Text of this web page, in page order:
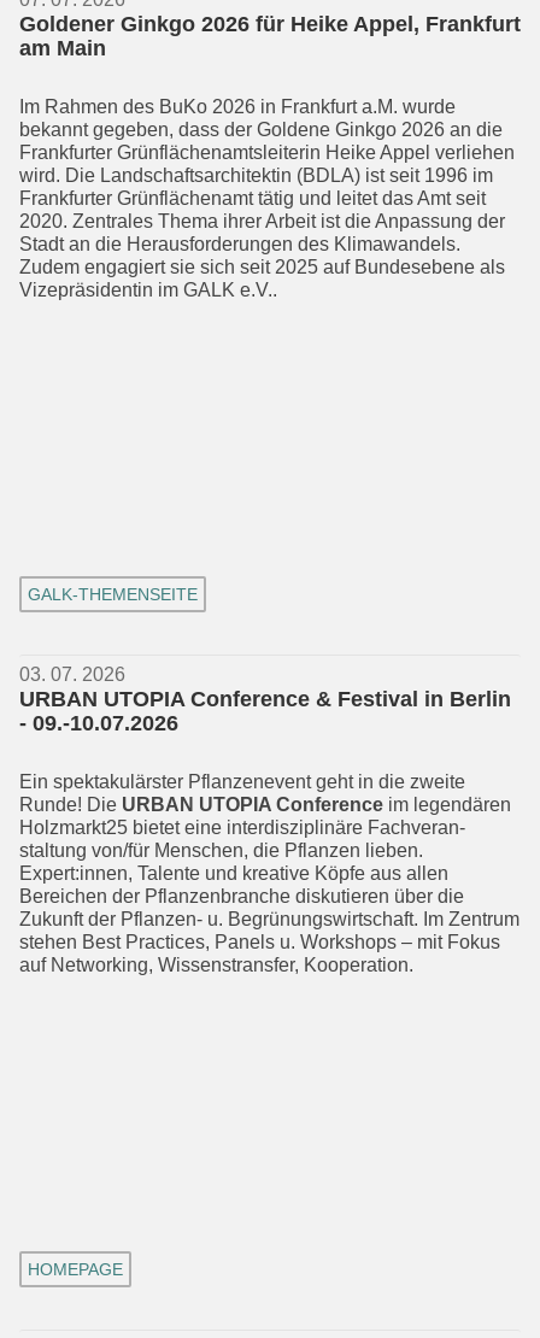
Goldener Ginkgo 2026 für Heike Appel, Frankfurt
am Main
Im Rahmen des BuKo 2026 in Frankfurt a.M. wurde
bekannt gegeben, dass der Goldene Ginkgo 2026 an die
Frankfurter Grünflächen­amts­leiterin Heike Appel verliehen
wird. Die Landschaftsarchi­tek­tin (BDLA) ist seit 1996 im
Frankfurter Grünflächenamt tätig und leitet das Amt seit
2020. Zentrales Thema ihrer Arbeit ist die Anpassung der
Stadt an die Heraus­forderungen des Klimawandels.
Zudem engagiert sie sich seit 2025 auf Bundes­ebene als
Vizepräsidentin im GALK e.V..
GALK-THEMENSEITE
03. 07. 2026
URBAN UTOPIA Conference & Festival in Berlin
- 09.-10.07.2026
Ein spektakulärster Pflanzenevent geht in die zweite
Runde! Die URBAN UTOPIA Conference im legendären
Holzmarkt25 bietet eine interdisziplinäre Fachveran­
staltung von/für Menschen, die Pflan­zen lieben.
Expert:innen, Talente und kreative Köpfe aus allen
Bereichen der Pflanzen­branche diskutieren über die
Zukunft der Pflanzen- u. Begrünungswirt­schaft. Im Zentrum
stehen Best Practices, Panels u. Workshops – mit Fokus
auf Net­working, Wissenstransfer, Kooperation.
HOMEPAGE